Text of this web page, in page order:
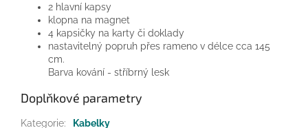
2 hlavní kapsy
klopna na magnet
4 kapsičky na karty či doklady
nastavitelný popruh přes rameno v délce cca 145
cm.
Barva kování - stříbrný lesk
Doplňkové parametry
Kategorie: Kabelky